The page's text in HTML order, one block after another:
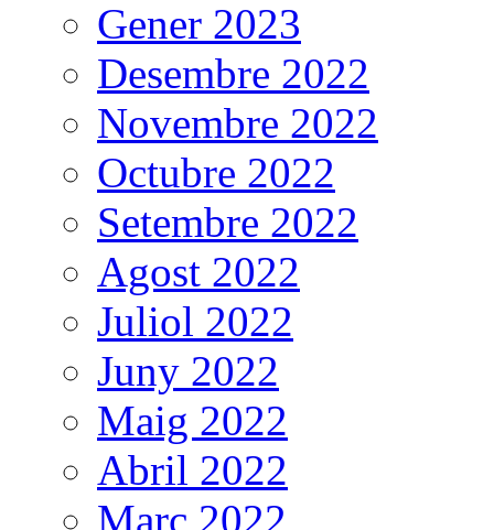
Gener 2023
Desembre 2022
Novembre 2022
Octubre 2022
Setembre 2022
Agost 2022
Juliol 2022
Juny 2022
Maig 2022
Abril 2022
Març 2022